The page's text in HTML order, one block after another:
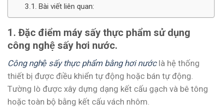
Bài viết liên quan:
1. Đặc điểm máy sấy thực phẩm sử dụng
công nghệ sấy hơi nước.
Công nghệ sấy thực phẩm bằng hơi nướclà hệ thống
thiết bị được điều khiển tự động hoặc bán tự động.
Tường lò được xây dựng dạng kết cấu gạch và bê tông
hoặc toàn bộ bằng kết cấu vách nhôm.